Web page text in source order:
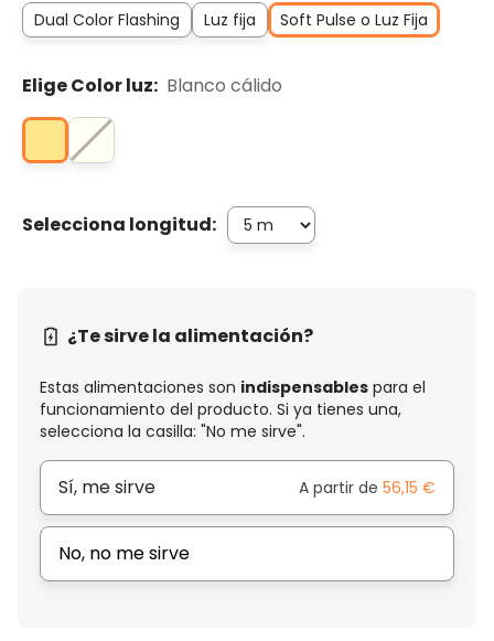
Dual Color Flashing Luz fija Soft Pulse o Luz Fija
Elige Color luz: Blanco cálido
Selecciona longitud:
¿Te sirve la alimentación?
Estas alimentaciones son indispensables para el
funcionamiento del producto. Si ya tienes una,
selecciona la casilla: "No me sirve".
Sí, me sirve A partir de 56,15 €
No, no me sirve